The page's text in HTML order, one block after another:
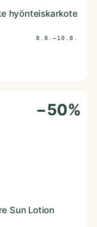
hyönteiskarkote
8.8.–10.8.
−50%
Sun Lotion